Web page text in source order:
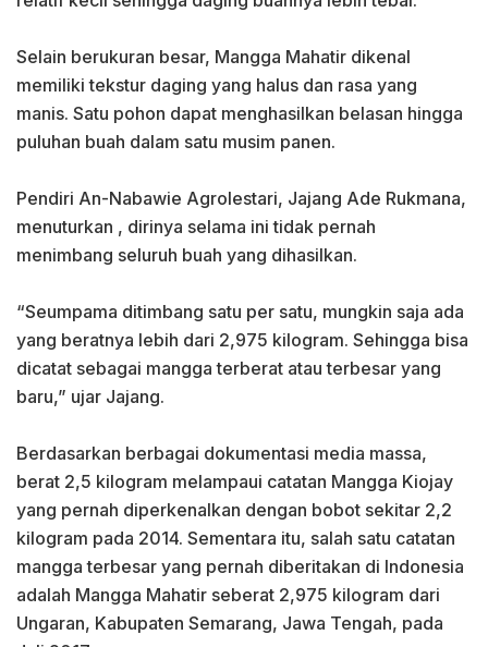
‎Selain berukuran besar, Mangga Mahatir dikenal
memiliki tekstur daging yang halus dan rasa yang
manis. Satu pohon dapat menghasilkan belasan hingga
puluhan buah dalam satu musim panen.
‎Pendiri An-Nabawie Agrolestari, Jajang Ade Rukmana,
menuturkan , dirinya selama ini tidak pernah
menimbang seluruh buah yang dihasilkan.
‎“Seumpama ditimbang satu per satu, mungkin saja ada
yang beratnya lebih dari 2,975 kilogram. Sehingga bisa
dicatat sebagai mangga terberat atau terbesar yang
baru,” ujar Jajang.
‎Berdasarkan berbagai dokumentasi media massa,
berat 2,5 kilogram melampaui catatan Mangga Kiojay
yang pernah diperkenalkan dengan bobot sekitar 2,2
kilogram pada 2014. Sementara itu, salah satu catatan
mangga terbesar yang pernah diberitakan di Indonesia
adalah Mangga Mahatir seberat 2,975 kilogram dari
Ungaran, Kabupaten Semarang, Jawa Tengah, pada